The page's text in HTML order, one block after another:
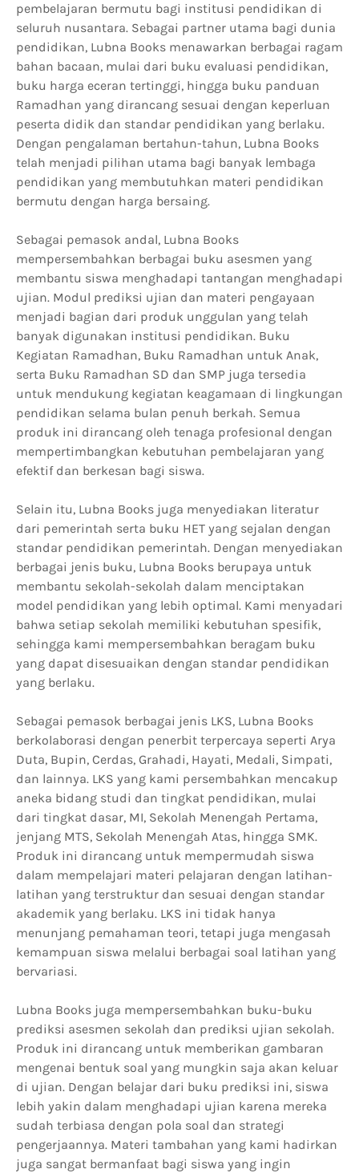
pembelajaran bermutu bagi institusi pendidikan di
seluruh nusantara. Sebagai partner utama bagi dunia
pendidikan, Lubna Books menawarkan berbagai ragam
bahan bacaan, mulai dari buku evaluasi pendidikan,
buku harga eceran tertinggi, hingga buku panduan
Ramadhan yang dirancang sesuai dengan keperluan
peserta didik dan standar pendidikan yang berlaku.
Dengan pengalaman bertahun-tahun, Lubna Books
telah menjadi pilihan utama bagi banyak lembaga
pendidikan yang membutuhkan materi pendidikan
bermutu dengan harga bersaing.
Sebagai pemasok andal, Lubna Books
mempersembahkan berbagai buku asesmen yang
membantu siswa menghadapi tantangan menghadapi
ujian. Modul prediksi ujian dan materi pengayaan
menjadi bagian dari produk unggulan yang telah
banyak digunakan institusi pendidikan. Buku
Kegiatan Ramadhan, Buku Ramadhan untuk Anak,
serta Buku Ramadhan SD dan SMP juga tersedia
untuk mendukung kegiatan keagamaan di lingkungan
pendidikan selama bulan penuh berkah. Semua
produk ini dirancang oleh tenaga profesional dengan
mempertimbangkan kebutuhan pembelajaran yang
efektif dan berkesan bagi siswa.
Selain itu, Lubna Books juga menyediakan literatur
dari pemerintah serta buku HET yang sejalan dengan
standar pendidikan pemerintah. Dengan menyediakan
berbagai jenis buku, Lubna Books berupaya untuk
membantu sekolah-sekolah dalam menciptakan
model pendidikan yang lebih optimal. Kami menyadari
bahwa setiap sekolah memiliki kebutuhan spesifik,
sehingga kami mempersembahkan beragam buku
yang dapat disesuaikan dengan standar pendidikan
yang berlaku.
Sebagai pemasok berbagai jenis LKS, Lubna Books
berkolaborasi dengan penerbit terpercaya seperti Arya
Duta, Bupin, Cerdas, Grahadi, Hayati, Medali, Simpati,
dan lainnya. LKS yang kami persembahkan mencakup
aneka bidang studi dan tingkat pendidikan, mulai
dari tingkat dasar, MI, Sekolah Menengah Pertama,
jenjang MTS, Sekolah Menengah Atas, hingga SMK.
Produk ini dirancang untuk mempermudah siswa
dalam mempelajari materi pelajaran dengan latihan-
latihan yang terstruktur dan sesuai dengan standar
akademik yang berlaku. LKS ini tidak hanya
menunjang pemahaman teori, tetapi juga mengasah
kemampuan siswa melalui berbagai soal latihan yang
bervariasi.
Lubna Books juga mempersembahkan buku-buku
prediksi asesmen sekolah dan prediksi ujian sekolah.
Produk ini dirancang untuk memberikan gambaran
mengenai bentuk soal yang mungkin saja akan keluar
di ujian. Dengan belajar dari buku prediksi ini, siswa
lebih yakin dalam menghadapi ujian karena mereka
sudah terbiasa dengan pola soal dan strategi
pengerjaannya. Materi tambahan yang kami hadirkan
juga sangat bermanfaat bagi siswa yang ingin